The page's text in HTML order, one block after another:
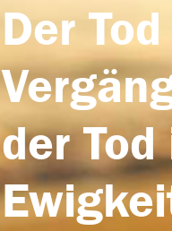
Der
der